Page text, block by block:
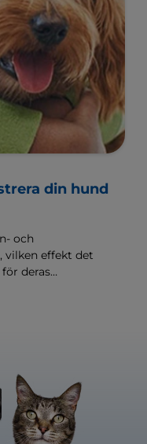
din hund
och
vilken effekt det
deras